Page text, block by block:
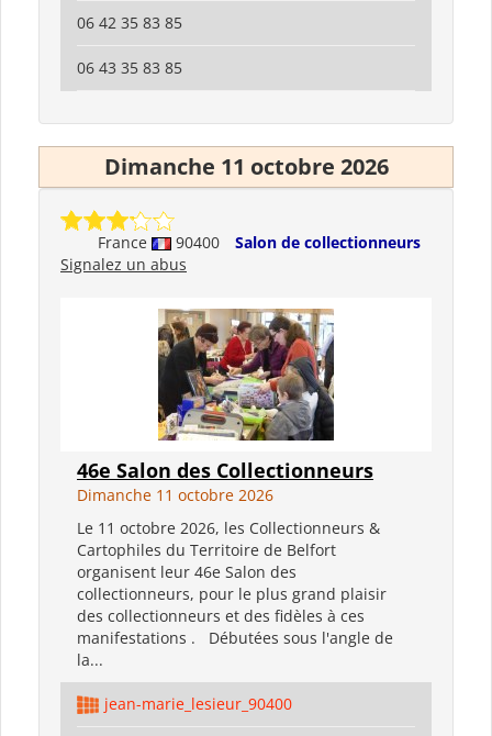
06 42 35 83 85
06 43 35 83 85
Dimanche 11 octobre 2026
France 90400
Salon de collectionneurs
Signalez un abus
46e Salon des Collectionneurs
Dimanche 11 octobre 2026
Le 11 octobre 2026, les Collectionneurs &
Cartophiles du Territoire de Belfort
organisent leur 46e Salon des
collectionneurs, pour le plus grand plaisir
des collectionneurs et des fidèles à ces
manifestations . Débutées sous l'angle de
la...
jean-marie_lesieur_90400